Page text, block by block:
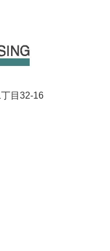
目32-16